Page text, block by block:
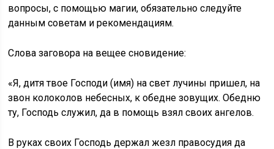
вопросы, с помощью магии, обязательно следуйте
данным советам и рекомендациям.
Слова заговора на вещее сновидение:
«Я, дитя твое Господи (имя) на свет лучины пришел, на
звон колоколов небесных, к обедне зовущих. Обедню
ту, Господь служил, да в помощь взял своих ангелов.
В руках своих Господь держал жезл правосудия да